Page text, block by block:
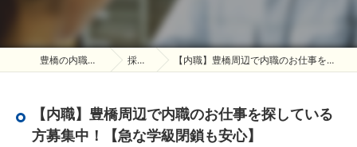
豊橋の内職は株式会社オオサワ 採用ブログ 【内職】豊橋周辺で内職のお仕事を探している方募集中！【急な学級閉鎖も安心】
【内職】豊橋周辺で内職のお仕事を探している
方募集中！【急な学級閉鎖も安心】